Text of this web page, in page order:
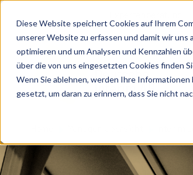
Diese Website speichert Cookies auf Ihrem
unserer Website zu erfassen und damit wir
optimieren und um Analysen und Kennzahlen
über die von uns eingesetzten Cookies finden
Wenn Sie ablehnen, werden Ihre
gesetzt, um daran zu erinnern, dass Sie nicht
Deutsche
InterimAG
Interim